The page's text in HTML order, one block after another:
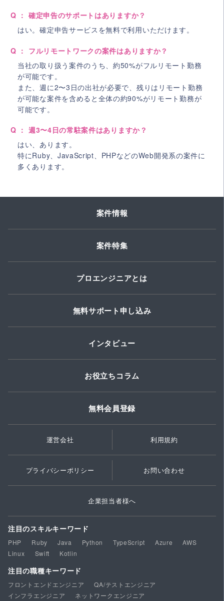
Q ： 確定申告のサポートはありますか？
はい。確定申告サービスを無料で利用いただけます。
Q ： フルリモートワークの案件はありますか？
当社の取り扱う案件のうち、約50%がフルリモート勤務
が可能です。
また、週に2〜3日の出社が必要で、残りはリモート勤務
が可能な案件を含めると全体の約90%がリモート勤務が
可能です。
Q ： 週3〜4日の常駐案件はありますか？
はい、あります。
特にRuby、JavaScript、PHPなどのWeb開発系の案件に
多くあります。
案件情報
案件特集
プロエンジニアとは
無料サポート申し込み
インタビュー
お役立ちコラム
無料会員登録
運営会社 利用規約
プライバシーポリシー お問い合わせ
企業担当者様へ
注目のスキルキーワード
PHP Ruby Java Python TypeScript Azure
AWS
Linux
Swift Kotlin
注目の職種キーワード
フロントエンドエンジニア
QA/テストエンジニア
インフラエンジニア
ネットワークエンジニア